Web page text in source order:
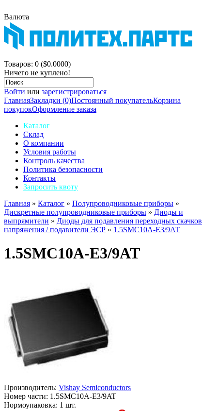
Валюта
$ р.
Корзина покупок
Товаров: 0 ($0.0000)
Ничего не куплено!
Войти или зарегистрироваться
ГлавнаяЗакладки (0)Постоянный покупательКорзина
покупокОформление заказа
Каталог
Склад
О компании
Условия работы
Контроль качества
Политика безопасности
Контакты
Запросить квоту
Главная » Каталог » Полупроводниковые приборы »
Дискретные полупроводниковые приборы » Диоды и
выпрямители » Диоды для подавления переходных скачков
напряжения / подавители ЭСР » 1.5SMC10A-E3/9AT
1.5SMC10A-E3/9AT
Производитель: Vishay Semiconductors
Номер части: 1.5SMC10A-E3/9AT
Нормоупаковка: 1 шт.